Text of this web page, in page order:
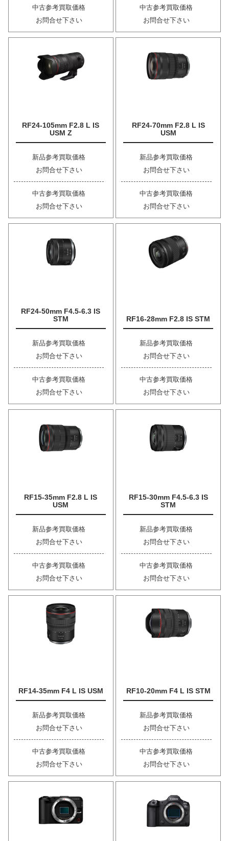
中古参考買取価格
お問合せ下さい
中古参考買取価格
お問合せ下さい
RF24-105mm F2.8 L IS
USM Z
新品参考買取価格
お問合せ下さい
中古参考買取価格
お問合せ下さい
RF24-70mm F2.8 L IS
USM
新品参考買取価格
お問合せ下さい
中古参考買取価格
お問合せ下さい
RF24-50mm F4.5-6.3 IS
STM
新品参考買取価格
お問合せ下さい
中古参考買取価格
お問合せ下さい
RF16-28mm F2.8 IS STM
新品参考買取価格
お問合せ下さい
中古参考買取価格
お問合せ下さい
RF15-35mm F2.8 L IS
USM
新品参考買取価格
お問合せ下さい
中古参考買取価格
お問合せ下さい
RF15-30mm F4.5-6.3 IS
STM
新品参考買取価格
お問合せ下さい
中古参考買取価格
お問合せ下さい
RF14-35mm F4 L IS USM
新品参考買取価格
お問合せ下さい
中古参考買取価格
お問合せ下さい
RF10-20mm F4 L IS STM
新品参考買取価格
お問合せ下さい
中古参考買取価格
お問合せ下さい